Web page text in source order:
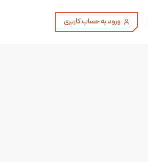
ورود به حساب کاربری